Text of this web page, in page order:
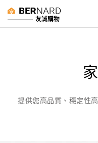
友誠購物
提供您高品質、穩定性